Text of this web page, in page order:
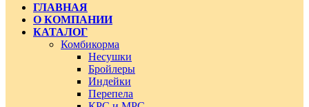
ГЛАВНАЯ
О КОМПАНИИ
КАТАЛОГ
Комбикорма
Несушки
Бройлеры
Индейки
Перепела